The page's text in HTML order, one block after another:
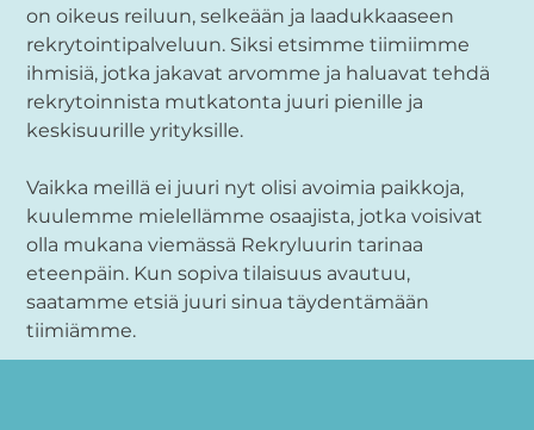
on oikeus reiluun, selkeään ja laadukkaaseen
rekrytointipalveluun. Siksi etsimme tiimiimme
ihmisiä, jotka jakavat arvomme ja haluavat tehdä
rekrytoinnista mutkatonta juuri pienille ja
keskisuurille yrityksille.
Vaikka meillä ei juuri nyt olisi avoimia paikkoja,
kuulemme mielellämme osaajista, jotka voisivat
olla mukana viemässä Rekryluurin tarinaa
eteenpäin. Kun sopiva tilaisuus avautuu,
saatamme etsiä juuri sinua täydentämään
tiimiämme.